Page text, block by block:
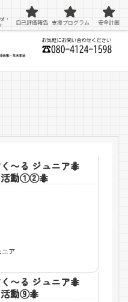
た療育＆支援
〜る ジュニア🐜
活動①②🐜
ニア
〜る ジュニア🐜
活動⑨🐜
・
自己評価報告 支援プログラム 安全計画